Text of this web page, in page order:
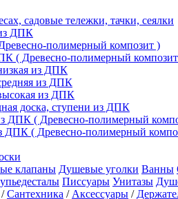
садовые тележки, тачки, сеялки
ДПК
полимерный композит )
( Древесно-полимерный
из ДПК
из ДПК
из ДПК
доска, ступени из ДПК
ДПК ( Древесно-полимерный
ДПК ( Древесно-полимерный
клапаны Душевые уголки Ванны
Писсуары Унитазы
/ Сантехника / Аксессуары /